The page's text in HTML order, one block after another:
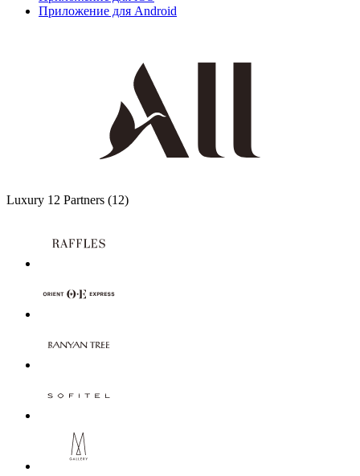
Приложение для Android
Luxury 12 Partners (12)